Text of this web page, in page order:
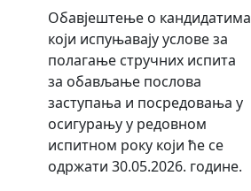
а
в
а
њ
е
з
а
х
Обавјештење о кандидатима
који испуњавају услове за
полагање стручних испита
за обављање послова
заступања и посредовања у
осигурању у редовном
испитном року који ће се
одржати 30.05.2026. године.